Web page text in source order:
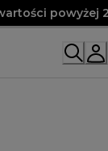
powyżej